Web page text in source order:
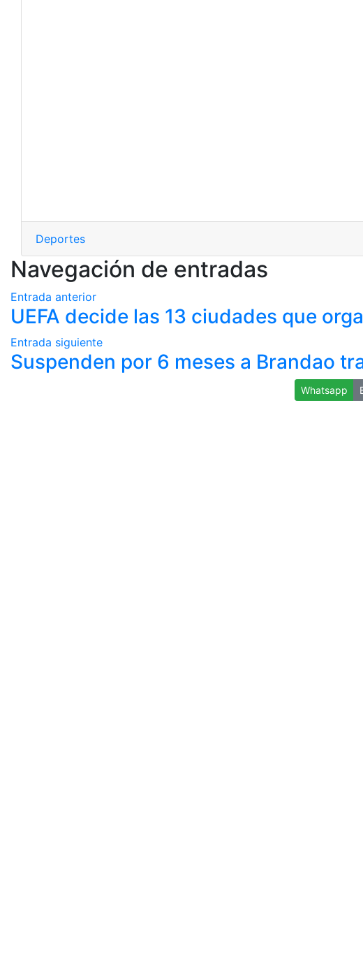
Deportes
Navegación de entradas
Entrada anterior
UEFA decide las 13 ciudades que
Entrada siguiente
Suspenden por 6 meses a Brandao
Whatsapp